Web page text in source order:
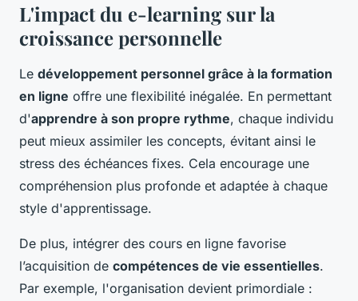
L'impact du e-learning sur la
croissance personnelle
Le développement personnel grâce à la formation
en ligne offre une flexibilité inégalée. En permettant
d'apprendre à son propre rythme, chaque individu
peut mieux assimiler les concepts, évitant ainsi le
stress des échéances fixes. Cela encourage une
compréhension plus profonde et adaptée à chaque
style d'apprentissage.
De plus, intégrer des cours en ligne favorise
l’acquisition de compétences de vie essentielles.
Par exemple, l'organisation devient primordiale :